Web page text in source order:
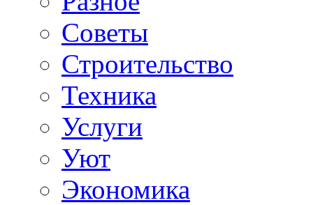
Советы
Строительство
Техника
Услуги
Уют
Экономика